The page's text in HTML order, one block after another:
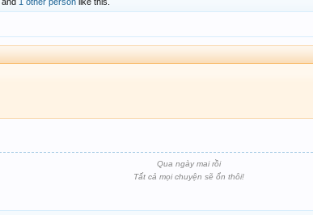
Qua ngày mai rồi
Tất cả mọi chuyện sẽ ổn thôi!